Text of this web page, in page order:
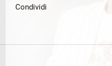
Condividi